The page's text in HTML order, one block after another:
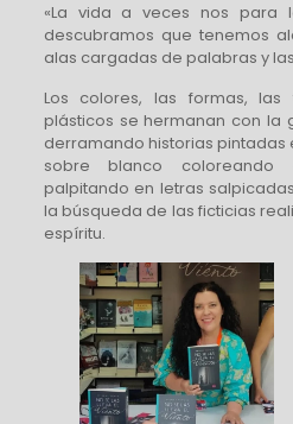
«La vida a veces nos para
descubramos que tenemos
alas cargadas de palabras y
Los colores, las formas, las
plásticos se hermanan con la
derramando historias pintadas
sobre blanco coloreando
palpitando en letras
la búsqueda de las ficticias
espíritu.